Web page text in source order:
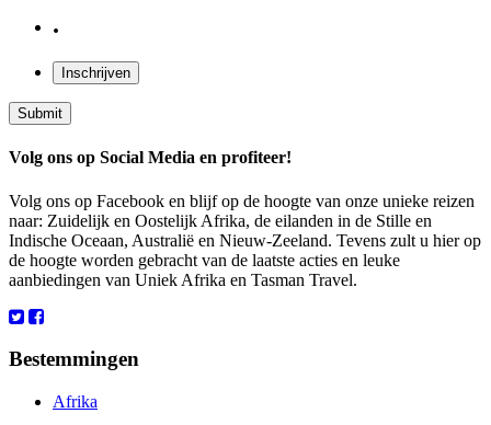
.
Inschrijven
Submit
Volg ons op Social Media en profiteer!
Volg ons op Facebook en blijf op de hoogte van onze unieke reizen
naar: Zuidelijk en Oostelijk Afrika, de eilanden in de Stille en
Indische Oceaan, Australië en Nieuw-Zeeland. Tevens zult u hier op
de hoogte worden gebracht van de laatste acties en leuke
aanbiedingen van Uniek Afrika en Tasman Travel.
Bestemmingen
Afrika